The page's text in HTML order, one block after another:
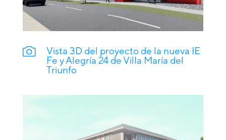
Vista 3D del proyecto de la nueva IE
Fe y Alegría 24 de Villa María del
Triunfo